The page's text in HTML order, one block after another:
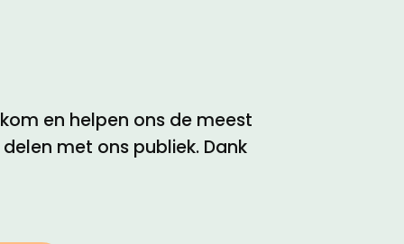
en helpen ons de meest
met ons publiek. Dank